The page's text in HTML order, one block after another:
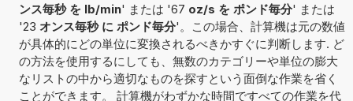
ンス毎秒 を lb/min' または '67 oz/s を ポンド毎分' または
'23 オンス毎秒 に ポンド毎分'。この場合、計算機は元の数値
が具体的にどの単位に変換されるべきかすぐに判断します. ど
の方法を使用するにしても、無数のカテゴリーや単位の膨大
なリストの中から適切なものを探すという面倒な作業を省く
ことができます。 計算機がわずかな時間ですべての作業を代